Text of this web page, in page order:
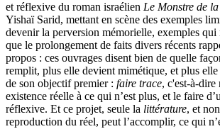
et réflexive du roman israélien Le Monstre de
Yishaï Sarid, mettant en scène des exemples
devenir la perversion mémorielle, exemples qui
que le prolongement de faits divers récents
propos : ces ouvrages disent bien de quelle
remplit, plus elle devient mimétique, et plus elle
de son objectif premier : faire trace, c'est-à-dire
existence réelle à ce qui n’est plus, et le faire
réflexive. Et ce projet, seule la littérature, et
reproduction du réel, peut l’accomplir, ce qui